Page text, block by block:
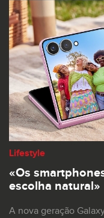
Lifestyle
«Os
escolha natural»
A nova geração